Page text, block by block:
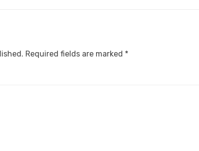
Required fields are marked *